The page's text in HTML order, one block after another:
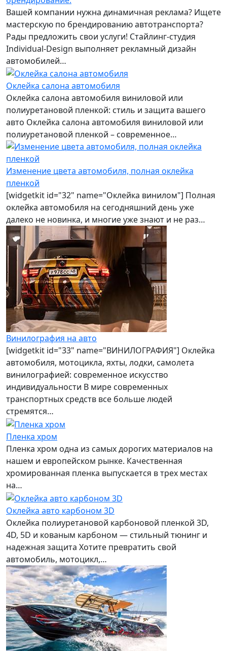
Вашей компании нужна динамичная реклама? Ищете
мастерскую по брендированию автотранспорта?
Рады предложить свои услуги! Стайлинг-студия
Individual-Design выполняет рекламный дизайн
автомобилей…
Оклейка салона автомобиля
Оклейка салона автомобиля виниловой или
полиуретановой пленкой: стиль и защита вашего
авто Оклейка салона автомобиля виниловой или
полиуретановой пленкой – современное…
Изменение цвета автомобиля, полная оклейка
пленкой
[widgetkit id="32" name="Оклейка винилом"] Полная
оклейка автомобиля на сегодняшний день уже
далеко не новинка, и многие уже знают и не раз…
Винилография на авто
[widgetkit id="33" name="ВИНИЛОГРАФИЯ"] Оклейка
автомобиля, мотоцикла, яхты, лодки, самолета
винилографией: современное искусство
индивидуальности В мире современных
транспортных средств все больше людей
стремятся…
Пленка хром
Пленка хром одна из самых дорогих материалов на
нашем и европейском рынке. Качественная
хромированная пленка выпускается в трех местах
на…
Оклейка авто карбоном 3D
Оклейка полиуретановой карбоновой пленкой 3D,
4D, 5D и кованым карбоном — стильный тюнинг и
надежная защита Хотите превратить свой
автомобиль, мотоцикл,…